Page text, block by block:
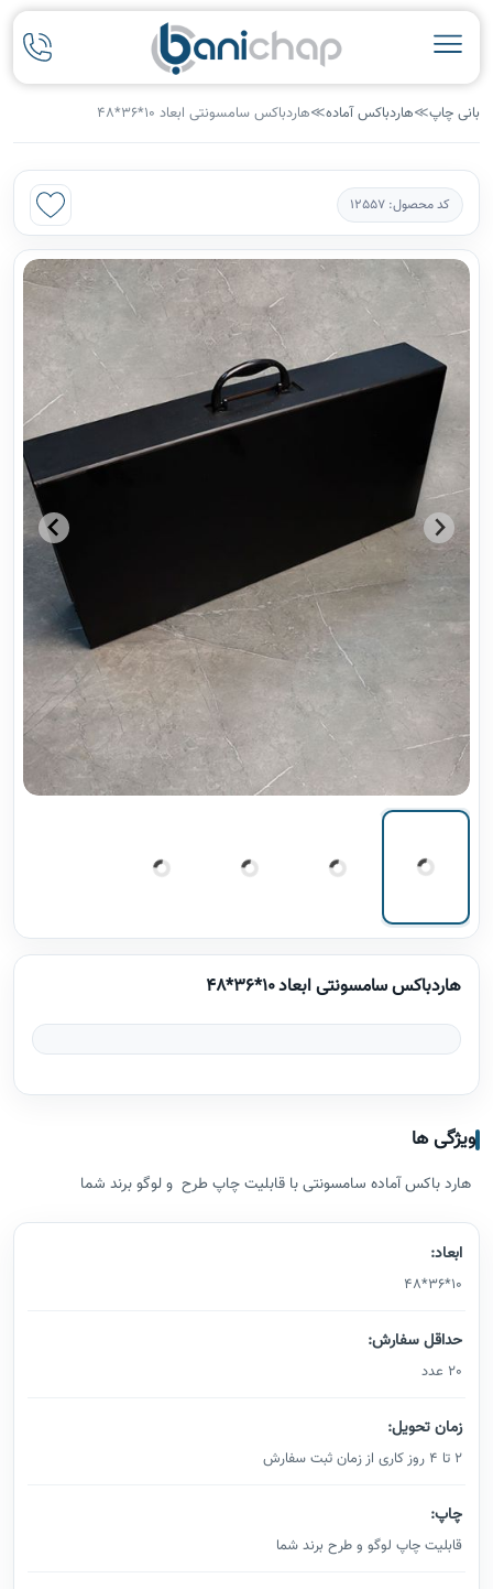
بانی چاپ≫هاردباکس آماده≫هاردباکس سامسونتی ابعاد 10*36*48
کد محصول: 12557
هاردباکس سامسونتی ابعاد 10*36*48
ویژگی ها
هارد باکس آماده سامسونتی با قابلیت چاپ طرح و لوگو برند شما
ابعاد:
10*36*48
حداقل سفارش:
20 عدد
زمان تحویل:
2 تا 4 روز کاری از زمان ثبت سفارش
چاپ:
قابلیت چاپ لوگو و طرح برند شما